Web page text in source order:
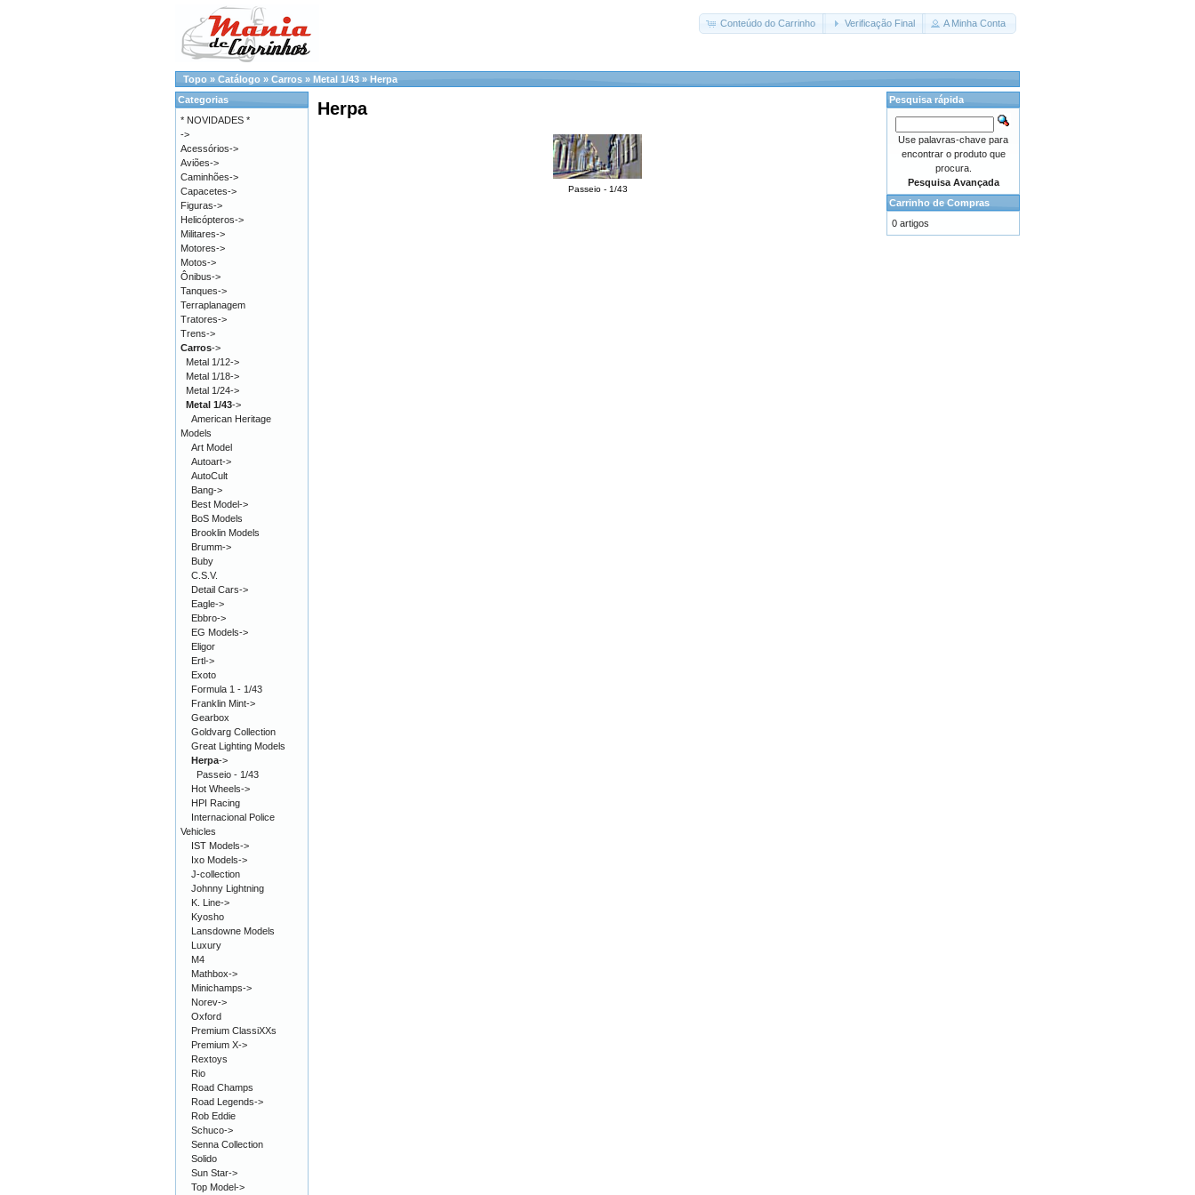
Conteúdo do Carrinho Verificação Final A Minha Conta
Topo » Catálogo » Carros » Metal 1/43 » Herpa
Herpa
Passeio - 1/43
Categorias
* NOVIDADES *
->
Acessórios->
Aviões->
Caminhões->
Capacetes->
Figuras->
Helicópteros->
Militares->
Motores->
Motos->
Ônibus->
Tanques->
Terraplanagem
Tratores->
Trens->
Carros->
Metal 1/12->
Metal 1/18->
Metal 1/24->
Metal 1/43->
American Heritage
Models
Art Model
Autoart->
AutoCult
Bang->
Best Model->
BoS Models
Brooklin Models
Brumm->
Buby
C.S.V.
Detail Cars->
Eagle->
Ebbro->
EG Models->
Eligor
Ertl->
Exoto
Formula 1 - 1/43
Franklin Mint->
Gearbox
Goldvarg Collection
Great Lighting Models
Herpa->
Passeio - 1/43
Hot Wheels->
HPI Racing
Internacional Police
Vehicles
IST Models->
Ixo Models->
J-collection
Johnny Lightning
K. Line->
Kyosho
Lansdowne Models
Luxury
M4
Mathbox->
Minichamps->
Norev->
Oxford
Premium ClassiXXs
Premium X->
Rextoys
Rio
Road Champs
Road Legends->
Rob Eddie
Schuco->
Senna Collection
Solido
Sun Star->
Top Model->
Pesquisa rápida
Use palavras-chave para
encontrar o produto que
procura.
Pesquisa Avançada
Carrinho de Compras
0 artigos